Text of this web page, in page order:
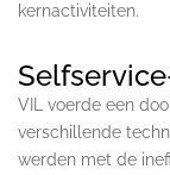
kernactiviteiten.
VIL voerde een
verschillende
werden met de